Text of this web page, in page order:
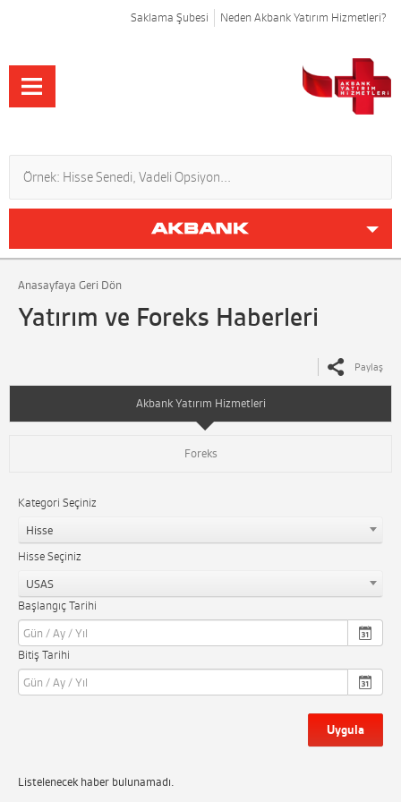
Saklama Şubesi Neden Akbank Yatırım Hizmetleri?
Anasayfaya Geri Dön
Yatırım ve Foreks Haberleri
Paylaş
Akbank Yatırım Hizmetleri
Foreks
Kategori Seçiniz
Hisse
Hisse Seçiniz
USAS
Başlangıç Tarihi
Bitiş Tarihi
Uygula
Listelenecek haber bulunamadı.